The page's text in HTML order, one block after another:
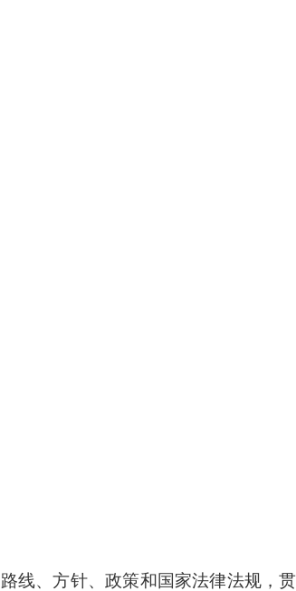
线、方针、政策和国家法律法规，